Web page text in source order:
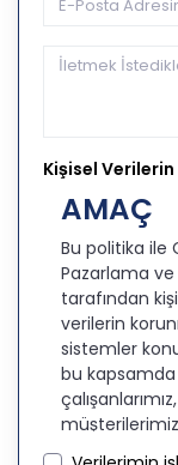
Kişisel Verilerin
AMAÇ
Bu politika ile
Pazarlama ve
tarafından
verilerin
sistemler
bu kapsamda